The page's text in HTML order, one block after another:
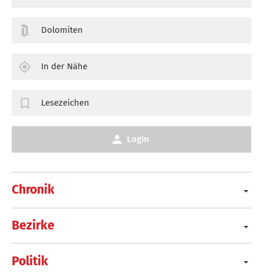
Chronik
Bezirke
Politik
Dolomiten
In der Nähe
Lesezeichen
Login